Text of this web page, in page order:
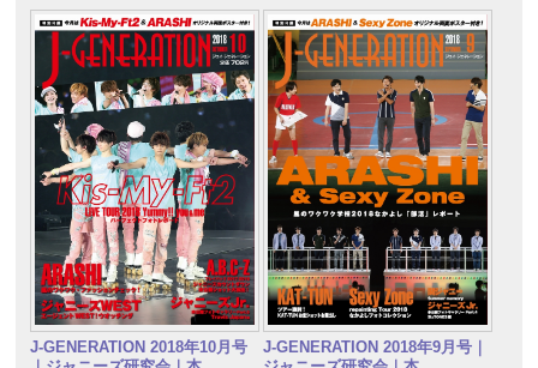
J-GENERATION 2018年10月号
J-GENERATION 2018年9月号｜